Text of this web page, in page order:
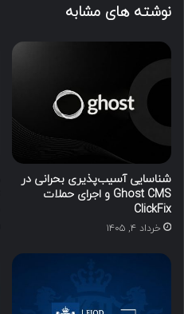
نوشته های مشابه
شناسایی آسیب‌پذیری بحرانی در
Ghost CMS و اجرای حملات
ClickFix
خرداد ۴, ۱۴۰۵